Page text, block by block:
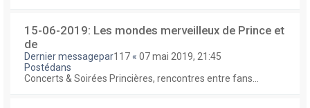
15-06-2019: Les mondes merveilleux de Prince et
de
Dernier messagepar117 « 07 mai 2019, 21:45
Postédans
Concerts & Soirées Princières, rencontres entre fans...